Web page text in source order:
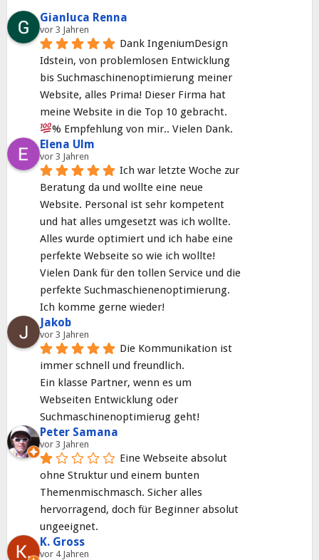
Gianluca Renna
vor 3 Jahren
Dank IngeniumDesign
Idstein, von problemlosen Entwicklung
bis Suchmaschinenoptimierung meiner
Website, alles Prima! Dieser Firma hat
meine Website in die Top 10 gebracht.
% Empfehlung von mir.. Vielen Dank.
Elena Ulm
vor 3 Jahren
Ich war letzte Woche zur
Beratung da und wollte eine neue
Website. Personal ist sehr kompetent
und hat alles umgesetzt was ich wollte.
Alles wurde optimiert und ich habe eine
perfekte Webseite so wie ich wollte!
Vielen Dank für den tollen Service und die
perfekte Suchmaschienenoptimierung.
Ich komme gerne wieder!
Jakob
vor 3 Jahren
Die Kommunikation ist
immer schnell und freundlich.
Ein klasse Partner, wenn es um
Webseiten Entwicklung oder
Suchmaschinenoptimierug geht!
Peter Samana
vor 3 Jahren
Eine Webseite absolut
ohne Struktur und einem bunten
Themenmischmasch. Sicher alles
hervorragend, doch für Beginner absolut
ungeeignet.
K. Gross
vor 4 Jahren